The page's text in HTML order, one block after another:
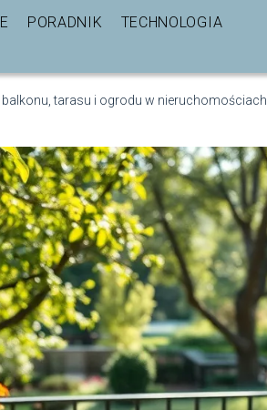
PORADNIK TECHNOLOGIA
tarasu i ogrodu w nieruchomościach